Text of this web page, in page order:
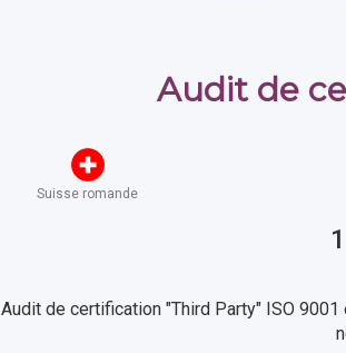
Audit de
Suisse romande
Audit de certification "Third Party" ISO